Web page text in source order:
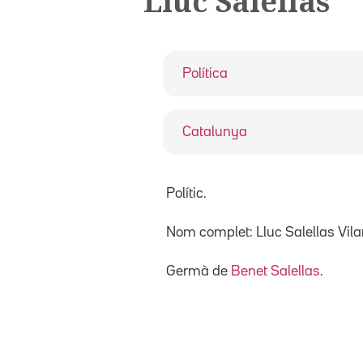
Política
Catalunya
Polític.
Nom complet: Lluc Salellas
Germà de Benet Salellas.